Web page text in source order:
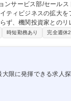
ティビジネスの拡大
機関投資家とのリレー
ョンです。 国内外の
ジネス展開やマーケッ
ルストレ
時短勤務あり 完全週休
限に発揮できる求人探